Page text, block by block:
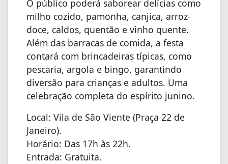
O público poderá saborear delícias como
milho cozido, pamonha, canjica, arroz-
doce, caldos, quentão e vinho quente.
Além das barracas de comida, a festa
contará com brincadeiras típicas, como
pescaria, argola e bingo, garantindo
diversão para crianças e adultos. Uma
celebração completa do espírito junino.
Local: Vila de São Viente (Praça 22 de
Janeiro).
Horário: Das 17h às 22h.
Entrada: Gratuita.